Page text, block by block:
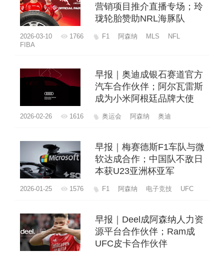
营销项目推介直播专场；玲
珑轮胎赞助NRL海豚队
2026-03-10 1766 F1 阿森纳 MLS
NFL
FIBA
早报｜奥迪成银石赛道官方
汽车合作伙伴；阿尔瓦雷斯
成为小米阿根廷品牌大使
2026-02-26 1616 奥运会 阿森纳 奥迪
早报｜梅赛德斯F1车队与微
软达成合作；中国队不敌日
本获U23亚洲杯亚军
2026-01-25 1576 F1 阿森纳 电子竞技 UFC
早报｜Deel成阿森纳人力资
源平台合作伙伴；Ram成
UFC皮卡合作伙伴